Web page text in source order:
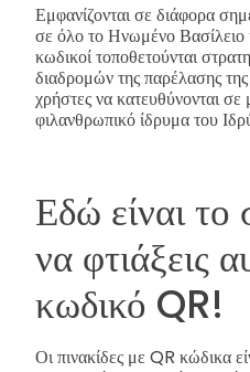
Εμφανίζονται σε διάφορα
σε όλο το Ηνωμένο Βασίλειο
κωδικοί τοποθετούνται
διαδρομών της παρέλασης
χρήστες να κατευθύνονται
φιλανθρωπικό ίδρυμα του
Εδώ είναι
να φτιάξεις
κωδικό QR!
Οι πινακίδες με QR κώδικα